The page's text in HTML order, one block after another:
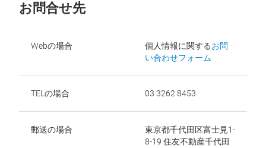
お問合せ先
Webの場合 個人情報に関するお問
い合わせフォーム
TELの場合 03 3262 8453
郵送の場合
東京都千代田区富士見1-
8-19 住友不動産千代田